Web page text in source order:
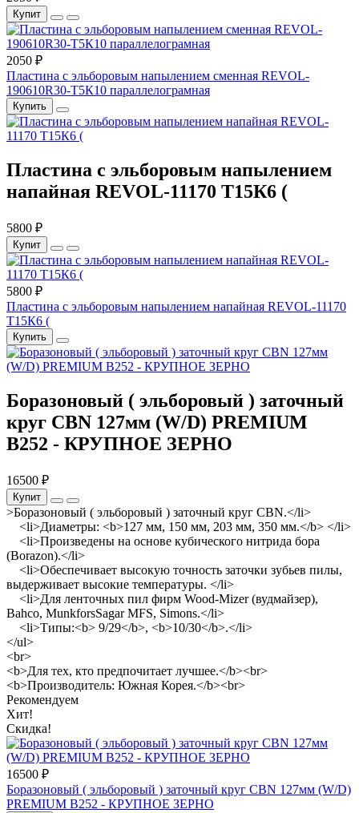
Купит
2050 ₽
Пластина с эльборовым напылением сменная REVOL-
190610R30-Т5К10 параллелограмная
Купить
Пластина с эльборовым напылением
напайная REVOL-11170 Т15К6 (
5800 ₽
Купит
5800 ₽
Пластина с эльборовым напылением напайная REVOL-11170
Т15К6 (
Купить
Боразоновый ( эльборовый ) заточный
круг CBN 127мм (W/D) PREMIUM
B252 - КРУПНОЕ ЗЕРНО
16500 ₽
Купит
>Боразоновый ( эльборовый ) заточный круг CBN.</li>
<li>Диаметры: <b>127 мм, 150 мм, 203 мм, 350 мм.</b> </li>
<li>Произведены на основе кубического нитрида бора
(Borazon).</li>
<li>Обеспечивает высокую точность заточки зубьев пилы,
выдерживает высокие температуры. </li>
<li>Для ленточных пил фирм Wood-Mizer (вудмайзер),
Bahco, MunkforsSagar MFS, Simons.</li>
<li>Типы:<b> 9/29</b>, <b>10/30</b>.</li>
</ul>
<br>
<b>Для тех, кто предпочитает лучшее.</b><br>
<b>Производитель: Южная Корея.</b><br>
Рекомендуем
Хит!
Скидка!
16500 ₽
Боразоновый ( эльборовый ) заточный круг CBN 127мм (W/D)
PREMIUM B252 - КРУПНОЕ ЗЕРНО